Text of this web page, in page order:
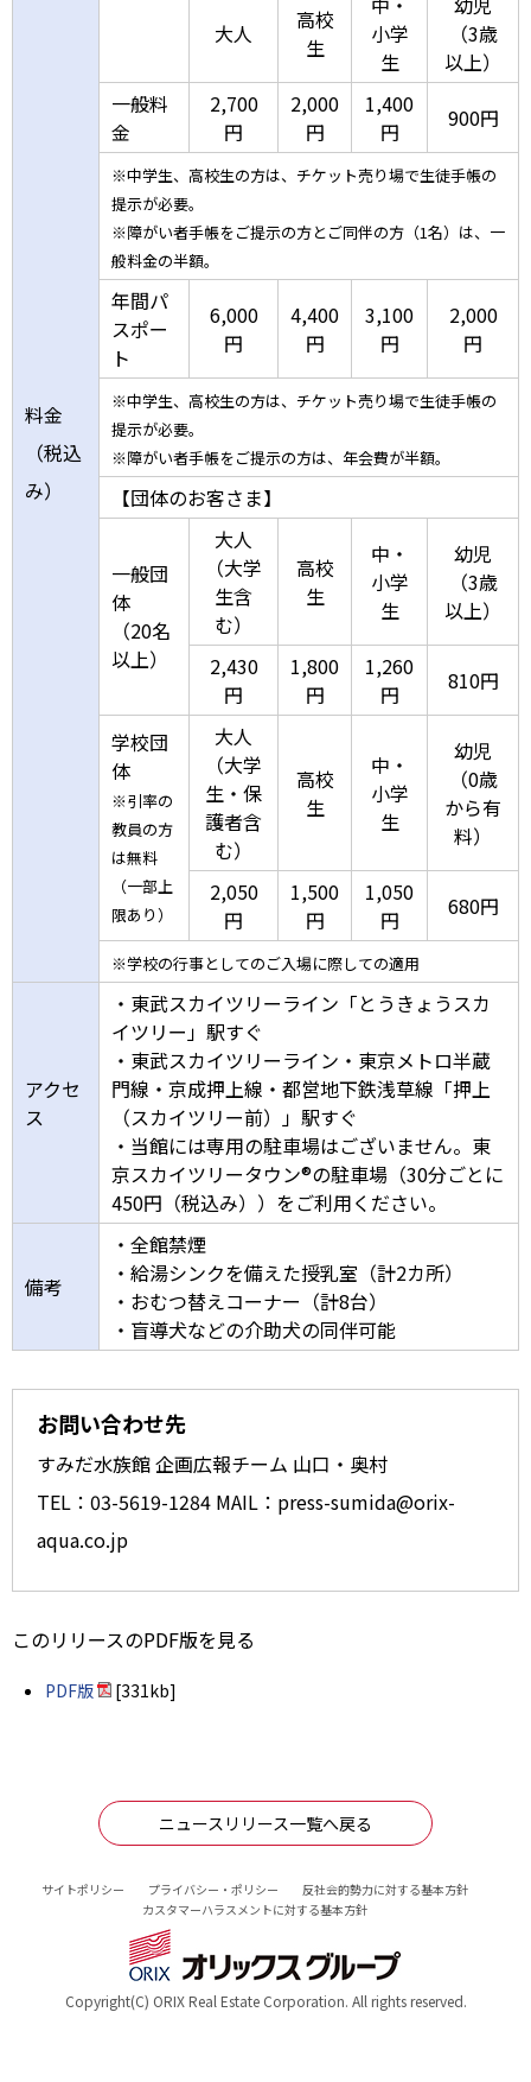
料金
（税込
み）
大人
高校
生
小学
生
（3歳
以上）
一般料
金
2,700
円
2,000
円
1,400
円
900円
※中学生、高校生の方は、チケット売り場で生徒手帳の
提示が必要。
※障がい者手帳をご提示の方とご同伴の方（1名）は、一
般料金の半額。
年間パ
スポー
ト
6,000
円
4,400
円
3,100
円
2,000
円
※中学生、高校生の方は、チケット売り場で生徒手帳の
提示が必要。
※障がい者手帳をご提示の方は、年会費が半額。
【団体のお客さま】
一般団
体
（20名
以上）
大人
（大学
生含
む）
高校
生
中・
小学
生
幼児
（3歳
以上）
2,430
円
1,800
円
1,260
円
810円
学校団
体
※引率の
教員の方
は無料
（一部上
限あり）
大人
（大学
生・保
護者含
む）
高校
生
中・
小学
生
幼児
（0歳
から有
料）
2,050
円
1,500
円
1,050
円
680円
※学校の行事としてのご入場に際しての適用
アクセ
ス
・東武スカイツリーライン「とうきょうスカ
イツリー」駅すぐ
・東武スカイツリーライン・東京メトロ半蔵
門線・京成押上線・都営地下鉄浅草線「押上
（スカイツリー前）」駅すぐ
・当館には専用の駐車場はございません。東
京スカイツリータウン®の駐車場（30分ごとに
450円（税込み））をご利用ください。
備考
・全館禁煙
・給湯シンクを備えた授乳室（計2カ所）
・おむつ替えコーナー（計8台）
・盲導犬などの介助犬の同伴可能
お問い合わせ先
すみだ水族館 企画広報チーム 山口・奥村
TEL：03-5619-1284 MAIL：press-sumida@orix-
aqua.co.jp
このリリースのPDF版を見る
PDF版 [331kb]
ニュースリリース一覧へ戻る
サイトポリシー プライバシー・ポリシー
反社会的勢力に対する基本方針
カスタマーハラスメントに対する基本方針
Copyright(C) ORIX Real Estate Corporation. All rights reserved.